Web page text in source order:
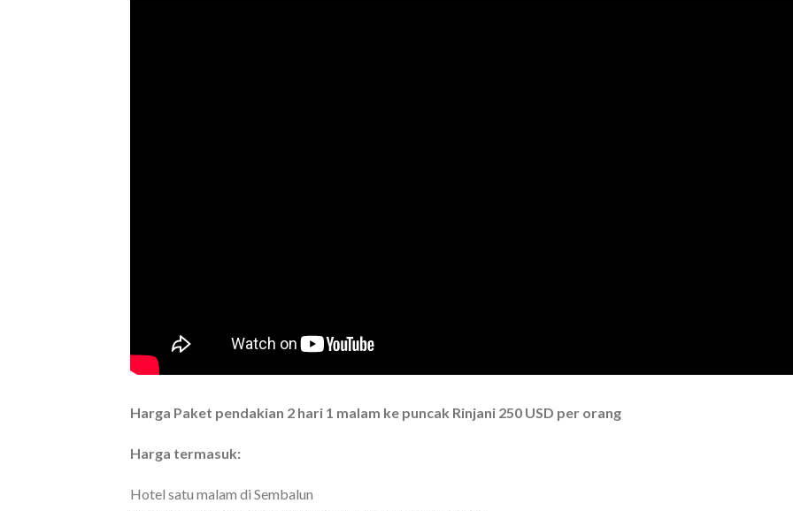
Harga Paket pendakian 2 hari 1 malam ke puncak Rinjani 250 USD per orang
Harga termasuk:
Hotel satu malam di Sembalun